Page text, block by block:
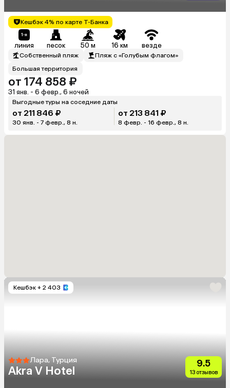
Кешбэк 4% по карте Т-Банка
линия песок 50 м 16 км везде
Собственный пляж
Пляж с «Голубым флагом»
Большая территория
от 174 858 ₽
31 янв. - 6 февр., 6 ночей
Выгодные туры на соседние даты
от 211 846 ₽
30 янв. - 7 февр., 8 н.
от 213 841 ₽
8 февр. - 16 февр., 8 н.
Кешбэк + 2 403
Лара, Турция
Akra V Hotel
9.5
13 отзывов